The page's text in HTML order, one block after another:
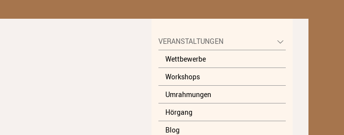
Alte Musik
Blasinstrumente
Dirigieren
Elementare Musikpädagogik
Feldenkrais
VERANSTALTUNGEN
Wettbewerbe
Workshops
Umrahmungen
Hörgang
Blog